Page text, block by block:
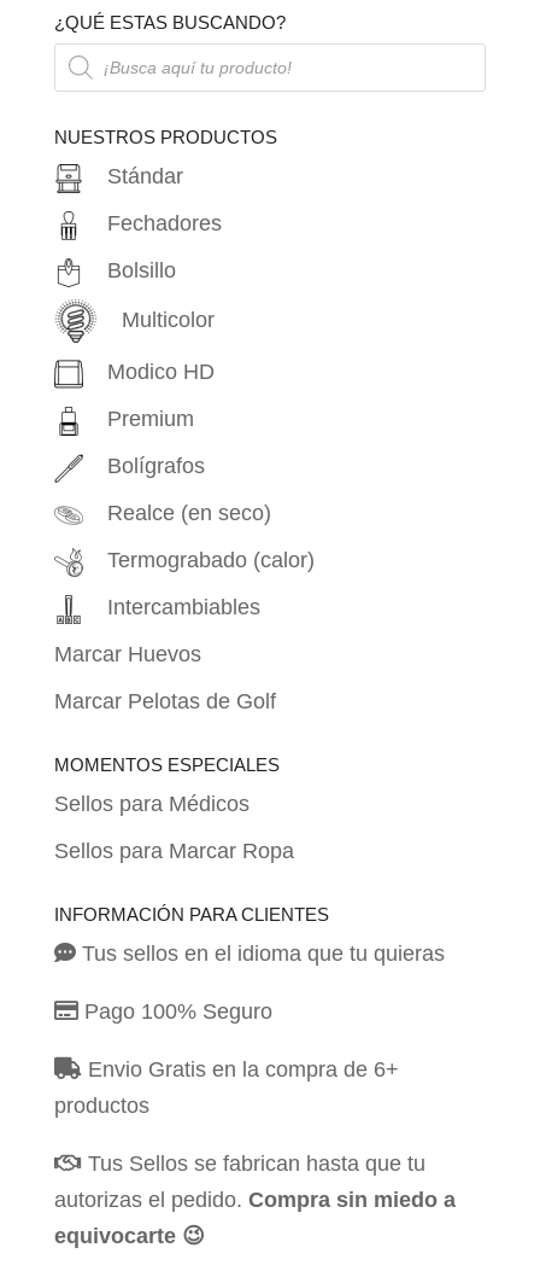
¿QUÉ ESTAS BUSCANDO?
Búsqueda
de
productos
NUESTROS PRODUCTOS
Stándar
Fechadores
Bolsillo
Multicolor
Modico HD
Premium
Bolígrafos
Realce (en seco)
Termograbado (calor)
Intercambiables
Marcar Huevos
Marcar Pelotas de Golf
MOMENTOS ESPECIALES
Sellos para Médicos
Sellos para Marcar Ropa
INFORMACIÓN PARA CLIENTES
Tus sellos en el idioma que tu quieras
Pago 100% Seguro
Envio Gratis en la compra de 6+
productos
Tus Sellos se fabrican hasta que tu
autorizas el pedido. Compra sin miedo a
equivocarte 😉